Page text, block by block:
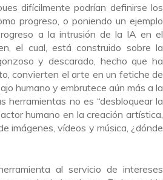
difícilmente podrían definirse los
progreso, o poniendo un ejemplo
a la intrusión de la IA en el
el cual, está construido sobre la
y descarado, hecho que ha
convierten el arte en un fetiche de
humano y embrutece aún más a la
herramientas no es “desbloquear la
humano en la creación artística,
imágenes, vídeos y música, ¿dónde
al servicio de intereses